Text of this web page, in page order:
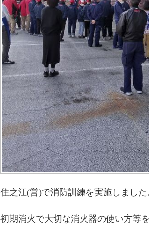
住之江(営)で消防訓練を実施しました
初期消火で大切な消火器の使い方等